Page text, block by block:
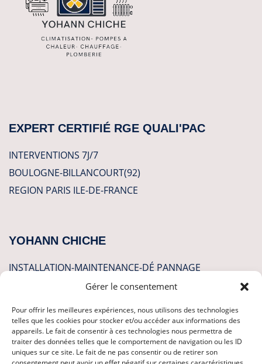
Gérer le consentement
Pour offrir les meilleures expériences, nous utilisons des technologies
telles que les cookies pour stocker et/ou accéder aux informations des
appareils. Le fait de consentir à ces technologies nous permettra de
traiter des données telles que le comportement de navigation ou les ID
uniques sur ce site. Le fait de ne pas consentir ou de retirer son
EXPERT CERTIFIÉ RGE QUALI'PAC
INTERVENTIONS 7J/7
BOULOGNE-BILLANCOURT(92)
REGION PARIS ILE-DE-FRANCE
YOHANN CHICHE
INSTALLATION-MAINTENANCE-DÉ PANNAGE
POMPES A CHALEUR
PLOMBERIE
CHAUFFAGE